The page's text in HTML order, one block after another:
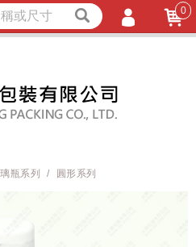
瓶系列 圓形系列
0
註冊
記密碼
耐熱內襯